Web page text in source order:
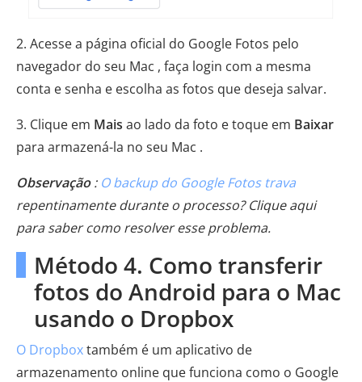
2. Acesse a página oficial do Google Fotos pelo
navegador do seu Mac , faça login com a mesma
conta e senha e escolha as fotos que deseja salvar.
3. Clique em Mais ao lado da foto e toque em Baixar
para armazená-la no seu Mac .
Observação: O backup do Google Fotos trava
repentinamente durante o processo? Clique aqui
para saber como resolver esse problema.
Método 4. Como transferir
fotos do Android para o Mac
usando o Dropbox
O Dropboxtambém é um aplicativo de
armazenamento online que funciona como o Google